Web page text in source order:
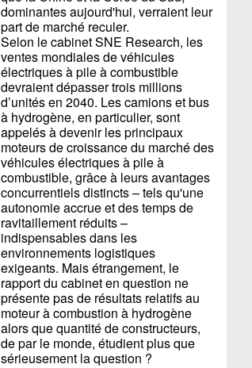
dominantes aujourd'hui, verraient leur
part de marché reculer.
Selon le cabinet SNE Research, les
ventes mondiales de véhicules
électriques à pile à combustible
devraient dépasser trois millions
d’unités en 2040. Les camions et bus
à hydrogène, en particulier, sont
appelés à devenir les principaux
moteurs de croissance du marché des
véhicules électriques à pile à
combustible, grâce à leurs avantages
concurrentiels distincts – tels qu'une
autonomie accrue et des temps de
ravitaillement réduits –
indispensables dans les
environnements logistiques
exigeants. Mais étrangement, le
rapport du cabinet en question ne
présente pas de résultats relatifs au
moteur à combustion à hydrogène
alors que quantité de constructeurs,
de par le monde, étudient plus que
sérieusement la question ?